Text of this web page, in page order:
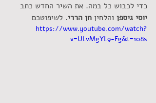
כדי לכבוש כל במה. את השיר החדש כתב
יוסי גיספן והלחין חן הררי. לשיפוטכם
https://www.youtube.com/watch?
v=ULvMgYL9-Fg&t=108s